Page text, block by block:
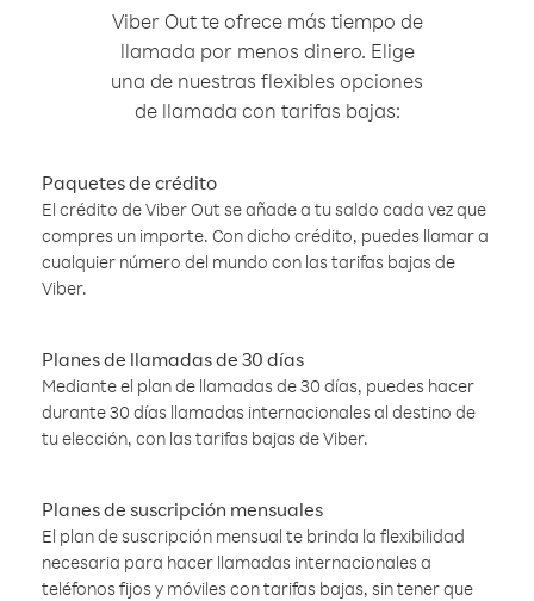
Viber Out te ofrece más tiempo de
llamada por menos dinero. Elige
una de nuestras flexibles opciones
de llamada con tarifas bajas:
Paquetes de crédito
El crédito de Viber Out se añade a tu saldo cada vez que
compres un importe. Con dicho crédito, puedes llamar a
cualquier número del mundo con las tarifas bajas de
Viber.
Planes de llamadas de 30 días
Mediante el plan de llamadas de 30 días, puedes hacer
durante 30 días llamadas internacionales al destino de
tu elección, con las tarifas bajas de Viber.
Planes de suscripción mensuales
El plan de suscripción mensual te brinda la flexibilidad
necesaria para hacer llamadas internacionales a
teléfonos fijos y móviles con tarifas bajas, sin tener que